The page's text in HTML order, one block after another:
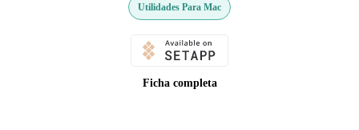
Utilidades Para Mac
Ficha completa